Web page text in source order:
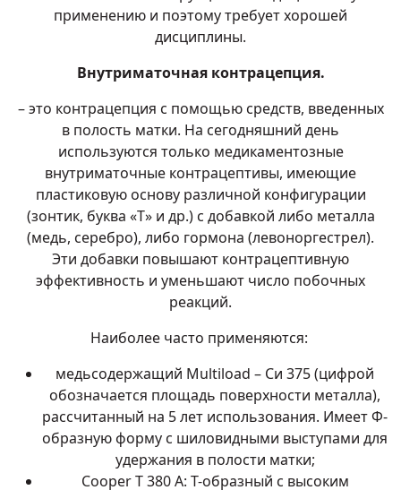
применению и поэтому требует хорошей
дисциплины.
Внутриматочная контрацепция.
– это контрацепция с помощью средств, введенных
в полость матки. На сегодняшний день
используются только медикаментозные
внутриматочные контрацептивы, имеющие
пластиковую основу различной конфигурации
(зонтик, буква «Т» и др.) с добавкой либо металла
(медь, серебро), либо гормона (левоноргестрел).
Эти добавки повышают контрацептивную
эффективность и уменьшают число побочных
реакций.
Наиболее часто применяются:
медьсодержащий Multiload – Си 375 (цифрой
обозначается площадь поверхности металла),
рассчитанный на 5 лет использования. Имеет Ф-
образную форму с шиловидными выступами для
удержания в полости матки;
Cooper T 380 А: Т-образный с высоким